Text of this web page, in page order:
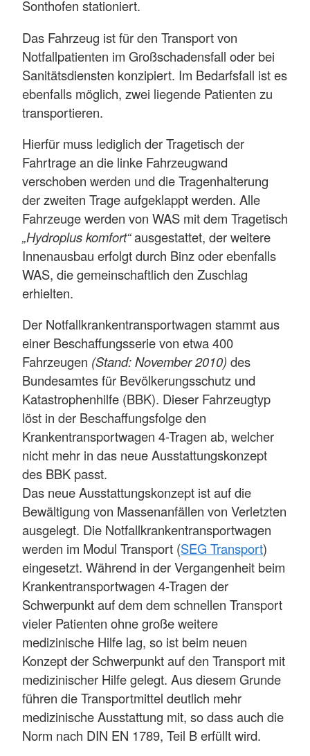
Sonthofen stationiert.
Das Fahrzeug ist für den Transport von
Notfallpatienten im Großschadensfall oder bei
Sanitätsdiensten konzipiert. Im Bedarfsfall ist es
ebenfalls möglich, zwei liegende Patienten zu
transportieren.
Hierfür muss lediglich der Tragetisch der
Fahrtrage an die linke Fahrzeugwand
verschoben werden und die Tragenhalterung
der zweiten Trage aufgeklappt werden. Alle
Fahrzeuge werden von WAS mit dem Tragetisch
„Hydroplus komfort“ausgestattet, der weitere
Innenausbau erfolgt durch Binz oder ebenfalls
WAS, die gemeinschaftlich den Zuschlag
erhielten.
Der Notfallkrankentransportwagen stammt aus
einer Beschaffungsserie von etwa 400
Fahrzeugen (Stand: November 2010) des
Bundesamtes für Bevölkerungsschutz und
Katastrophenhilfe (BBK). Dieser Fahrzeugtyp
löst in der Beschaffungsfolge den
Krankentransportwagen 4-Tragen ab, welcher
nicht mehr in das neue Ausstattungskonzept
des BBK passt.
Das neue Ausstattungskonzept ist auf die
Bewältigung von Massenanfällen von Verletzten
ausgelegt. Die Notfallkrankentransportwagen
werden im Modul Transport (SEG Transport)
eingesetzt. Während in der Vergangenheit beim
Krankentransportwagen 4-Tragen der
Schwerpunkt auf dem dem schnellen Transport
vieler Patienten ohne große weitere
medizinische Hilfe lag, so ist beim neuen
Konzept der Schwerpunkt auf den Transport mit
medizinischer Hilfe gelegt. Aus diesem Grunde
führen die Transportmittel deutlich mehr
medizinische Ausstattung mit, so dass auch die
Norm nach DIN EN 1789, Teil B erfüllt wird.